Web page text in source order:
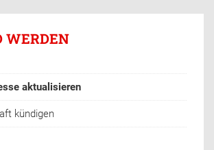
WERDEN
aktualisieren
kündigen